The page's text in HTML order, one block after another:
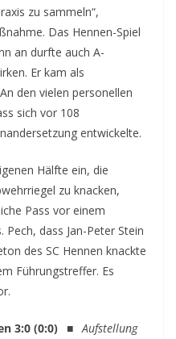
zu sammeln“,
Das Hennen-Spiel
an durfte auch A-
Er kam als
den vielen personellen
sich vor 108
entwickelte.
Hälfte ein, die
zu knacken,
Pass vor einem
dass Jan-Peter Stein
des SC Hennen knackte
Führungstreffer. Es
3:0 (0:0) ■Aufstellung